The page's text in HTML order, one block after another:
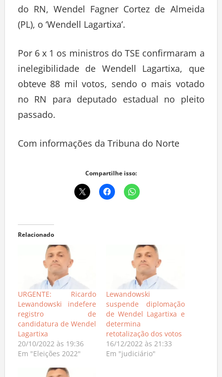
do RN, Wendel Fagner Cortez de Almeida
(PL), o ‘Wendell Lagartixa’.
Por 6 x 1 os ministros do TSE confirmaram a
inelegibilidade de Wendell Lagartixa, que
obteve 88 mil votos, sendo o mais votado
no RN para deputado estadual no pleito
passado.
Com informações da Tribuna do Norte
Compartilhe isso:
Relacionado
URGENTE: Ricardo
Lewandowski indefere
registro de
candidatura de Wendel
Lagartixa
20/10/2022 às 19:36
Em "Eleições 2022"
Lewandowski
suspende diplomação
de Wendel Lagartixa e
determina
retotalização dos votos
16/12/2022 às 21:33
Em "judiciário"